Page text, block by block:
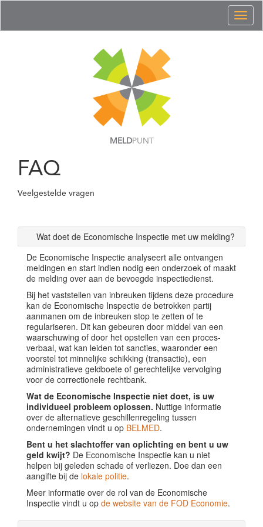
MELDPUNT
FAQ
Veelgestelde vragen
Wat doet de Economische Inspectie met uw melding?
De Economische Inspectie analyseert alle ontvangen
meldingen en start indien nodig een onderzoek of maakt
de melding over aan de bevoegde inspectiedienst.
Bij het vaststellen van inbreuken tijdens deze procedure
kan de Economische Inspectie de betrokken partij
aanmanen om de inbreuken stop te zetten of te
regulariseren. Dit kan gebeuren door middel van een
waarschuwing of door het opstellen van een proces-
verbaal, wat kan leiden tot sancties, waaronder een
voorstel tot minnelijke schikking (transactie), een
administratieve geldboete of gerechtelijke vervolging
voor de correctionele rechtbank.
Wat de Economische Inspectie niet doet, is uw
individueel probleem oplossen. Nuttige informatie
over de alternatieve geschillenregeling tussen
ondernemingen vindt u op BELMED.
Bent u het slachtoffer van oplichting en bent u uw
geld kwijt? De Economische Inspectie kan u niet
helpen bij geleden schade of verliezen. Doe dan een
aangifte bij de lokale politie.
Meer informatie over de rol van de Economische
Inspectie vindt u op de website van de FOD Economie.